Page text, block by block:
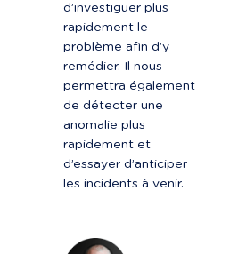
d’investiguer plus
rapidement le
problème afin d’y
remédier. Il nous
permettra également
de détecter une
anomalie plus
rapidement et
d’essayer d’anticiper
les incidents à venir.